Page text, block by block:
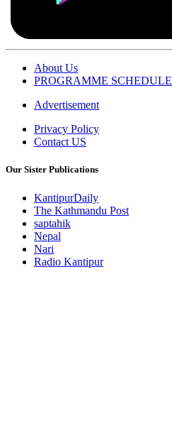
About Us
PROGRAMME SCHEDULE
Advertisement
Privacy Policy
Contact US
Our Sister Publications
KantipurDaily
The Kathmandu Post
saptahik
Nepal
Nari
Radio Kantipur